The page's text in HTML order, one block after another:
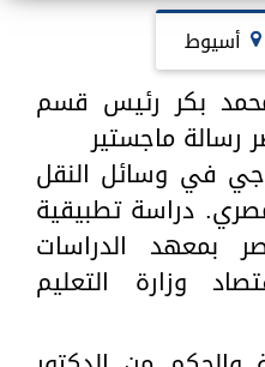
أسيوط
بكر رئيس قسم
ماجستير
في وسائل النقل
دراسة تطبيقية
الدراسات
وزارة التعليم